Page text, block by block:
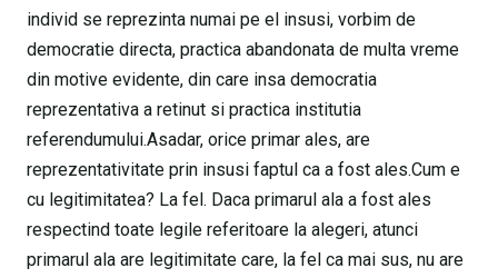
individ se reprezinta numai pe el insusi, vorbim de
democratie directa, practica abandonata de multa vreme
din motive evidente, din care insa democratia
reprezentativa a retinut si practica institutia
referendumului.Asadar, orice primar ales, are
reprezentativitate prin insusi faptul ca a fost ales.Cum e
cu legitimitatea? La fel. Daca primarul ala a fost ales
respectind toate legile referitoare la alegeri, atunci
primarul ala are legitimitate care, la fel ca mai sus, nu are